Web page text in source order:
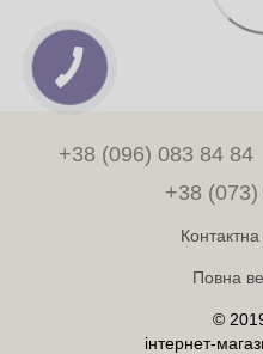
+38 (096) 083 84 84
+38
Повна
©
інтернет-